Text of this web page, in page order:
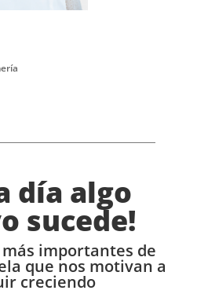
día algo
sucede!
importantes de
que nos motivan a
creciendo